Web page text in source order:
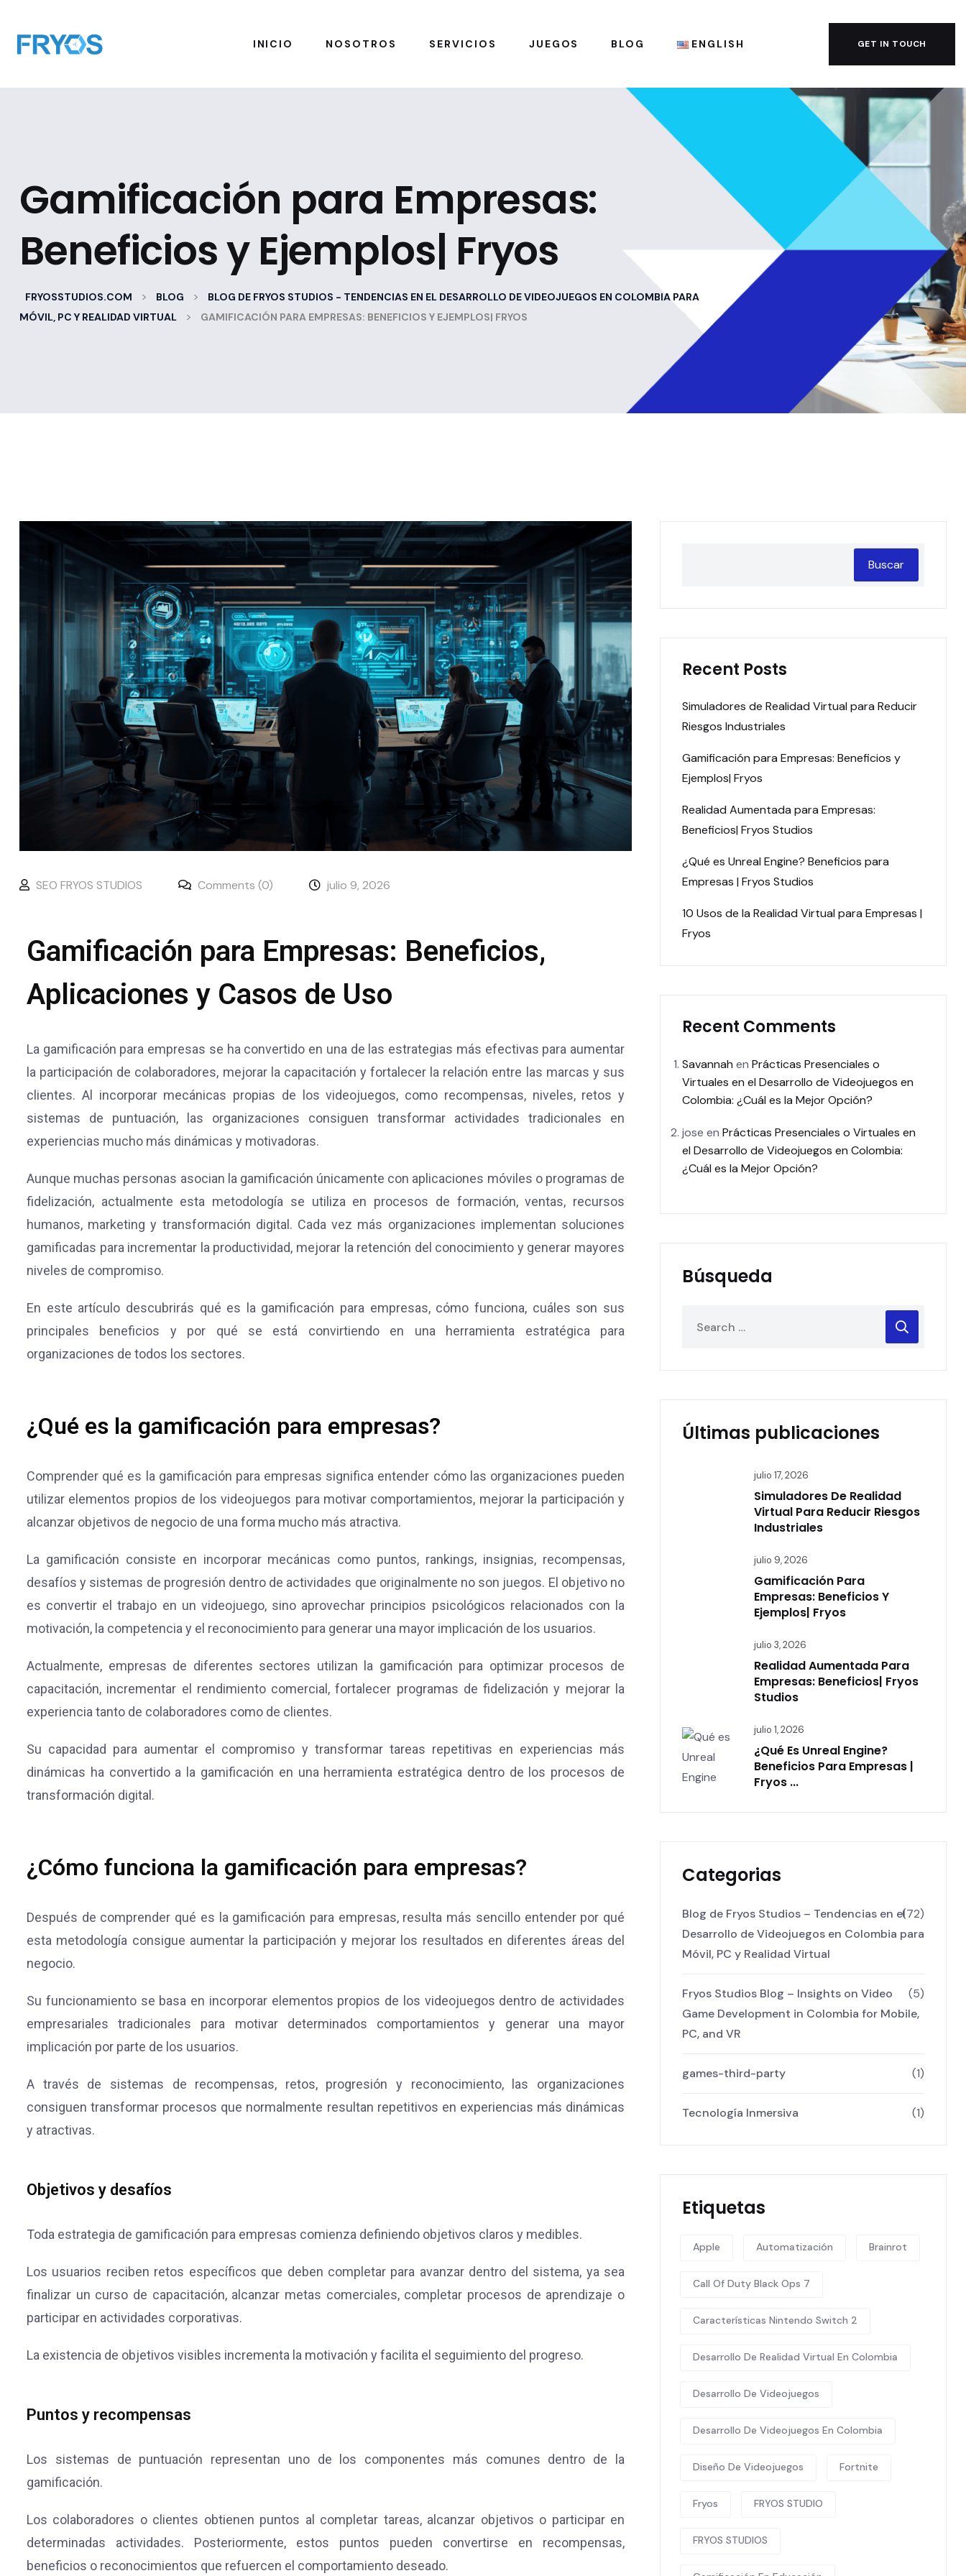
INICIO NOSOTROS SERVICIOS JUEGOS BLOG ENGLISH GET IN TOUCH
Gamificación para Empresas:
Beneficios y Ejemplos| Fryos
FRYOSSTUDIOS.COM > BLOG >
BLOG DE FRYOS STUDIOS - TENDENCIAS EN EL DESARROLLO DE VIDEOJUEGOS EN COLOMBIA PARA
MÓVIL, PC Y REALIDAD VIRTUAL
> GAMIFICACIÓN PARA EMPRESAS: BENEFICIOS Y EJEMPLOS| FRYOS
SEO FRYOS STUDIOS Comments (0) julio 9, 2026
Gamificación para Empresas: Beneficios,
Aplicaciones y Casos de Uso
La gamificación para empresas se ha convertido en una de las estrategias más efectivas para aumentar
la participación de colaboradores, mejorar la capacitación y fortalecer la relación entre las marcas y sus
clientes. Al incorporar mecánicas propias de los videojuegos, como recompensas, niveles, retos y
sistemas de puntuación, las organizaciones consiguen transformar actividades tradicionales en
experiencias mucho más dinámicas y motivadoras.
Aunque muchas personas asocian la gamificación únicamente con aplicaciones móviles o programas de
fidelización, actualmente esta metodología se utiliza en procesos de formación, ventas, recursos
humanos, marketing y transformación digital. Cada vez más organizaciones implementan soluciones
gamificadas para incrementar la productividad, mejorar la retención del conocimiento y generar mayores
niveles de compromiso.
En este artículo descubrirás qué es la gamificación para empresas, cómo funciona, cuáles son sus
principales beneficios y por qué se está convirtiendo en una herramienta estratégica para
organizaciones de todos los sectores.
¿Qué es la gamificación para empresas?
Comprender qué es la gamificación para empresas significa entender cómo las organizaciones pueden
utilizar elementos propios de los videojuegos para motivar comportamientos, mejorar la participación y
alcanzar objetivos de negocio de una forma mucho más atractiva.
La gamificación consiste en incorporar mecánicas como puntos, rankings, insignias, recompensas,
desafíos y sistemas de progresión dentro de actividades que originalmente no son juegos. El objetivo no
es convertir el trabajo en un videojuego, sino aprovechar principios psicológicos relacionados con la
motivación, la competencia y el reconocimiento para generar una mayor implicación de los usuarios.
Actualmente, empresas de diferentes sectores utilizan la gamificación para optimizar procesos de
capacitación, incrementar el rendimiento comercial, fortalecer programas de fidelización y mejorar la
experiencia tanto de colaboradores como de clientes.
Su capacidad para aumentar el compromiso y transformar tareas repetitivas en experiencias más
dinámicas ha convertido a la gamificación en una herramienta estratégica dentro de los procesos de
transformación digital.
¿Cómo funciona la gamificación para empresas?
Después de comprender qué es la gamificación para empresas, resulta más sencillo entender por qué
esta metodología consigue aumentar la participación y mejorar los resultados en diferentes áreas del
negocio.
Su funcionamiento se basa en incorporar elementos propios de los videojuegos dentro de actividades
empresariales tradicionales para motivar determinados comportamientos y generar una mayor
implicación por parte de los usuarios.
A través de sistemas de recompensas, retos, progresión y reconocimiento, las organizaciones
consiguen transformar procesos que normalmente resultan repetitivos en experiencias más dinámicas
y atractivas.
Objetivos y desafíos
Toda estrategia de gamificación para empresas comienza definiendo objetivos claros y medibles.
Los usuarios reciben retos específicos que deben completar para avanzar dentro del sistema, ya sea
finalizar un curso de capacitación, alcanzar metas comerciales, completar procesos de aprendizaje o
participar en actividades corporativas.
La existencia de objetivos visibles incrementa la motivación y facilita el seguimiento del progreso.
Puntos y recompensas
Los sistemas de puntuación representan uno de los componentes más comunes dentro de la
gamificación.
Los colaboradores o clientes obtienen puntos al completar tareas, alcanzar objetivos o participar en
determinadas actividades. Posteriormente, estos puntos pueden convertirse en recompensas,
beneficios o reconocimientos que refuercen el comportamiento deseado.
Buscar
Recent Posts
Simuladores de Realidad Virtual para Reducir
Riesgos Industriales
Gamificación para Empresas: Beneficios y
Ejemplos| Fryos
Realidad Aumentada para Empresas:
Beneficios| Fryos Studios
¿Qué es Unreal Engine? Beneficios para
Empresas | Fryos Studios
10 Usos de la Realidad Virtual para Empresas |
Fryos
Recent Comments
Savannah en Prácticas Presenciales o
Virtuales en el Desarrollo de Videojuegos en
Colombia: ¿Cuál es la Mejor Opción?
jose en Prácticas Presenciales o Virtuales en
el Desarrollo de Videojuegos en Colombia:
¿Cuál es la Mejor Opción?
Búsqueda
Últimas publicaciones
julio 17, 2026
Simuladores De Realidad
Virtual Para Reducir Riesgos
Industriales
julio 9, 2026
Gamificación Para
Empresas: Beneficios Y
Ejemplos| Fryos
julio 3, 2026
Realidad Aumentada Para
Empresas: Beneficios| Fryos
Studios
julio 1, 2026
¿Qué Es Unreal Engine?
Beneficios Para Empresas |
Fryos ...
Categorias
Blog de Fryos Studios – Tendencias en el
Desarrollo de Videojuegos en Colombia para
Móvil, PC y Realidad Virtual
(72)
Fryos Studios Blog – Insights on Video
Game Development in Colombia for Mobile,
PC, and VR
(5)
games-third-party (1)
Tecnología Inmersiva (1)
Etiquetas
Apple Automatización Brainrot
Call Of Duty Black Ops 7
Características Nintendo Switch 2
Desarrollo De Realidad Virtual En Colombia
Desarrollo De Videojuegos
Desarrollo De Videojuegos En Colombia
Diseño De Videojuegos Fortnite
Fryos FRYOS STUDIO
FRYOS STUDIOS